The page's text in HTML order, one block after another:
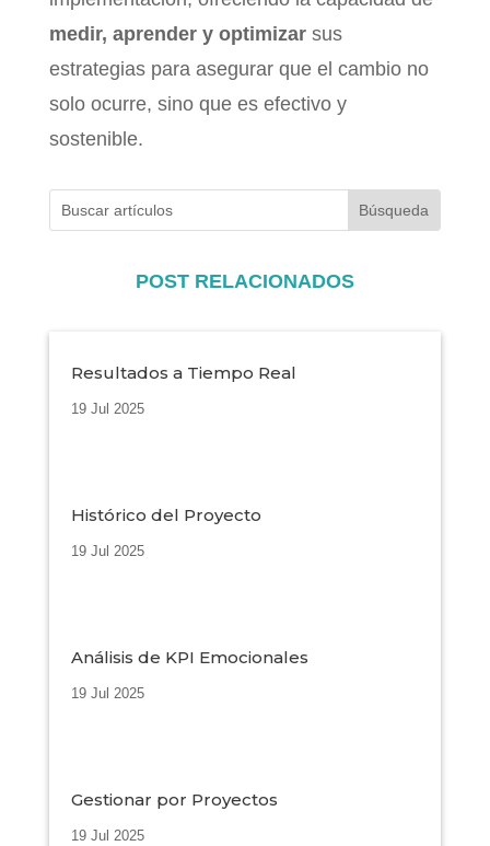
medir, aprender y optimizarsus
estrategias para asegurar que el cambio no
solo ocurre, sino que es efectivo y
sostenible.
POST RELACIONADOS
Resultados a Tiempo Real
19 Jul 2025
Histórico del Proyecto
19 Jul 2025
Análisis de KPI Emocionales
19 Jul 2025
Gestionar por Proyectos
19 Jul 2025